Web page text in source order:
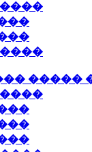
�����